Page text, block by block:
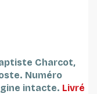
Charcot,
Numéro
intacte. Livré